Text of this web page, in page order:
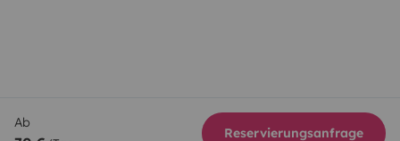
Ab
Reservierungsanfrage